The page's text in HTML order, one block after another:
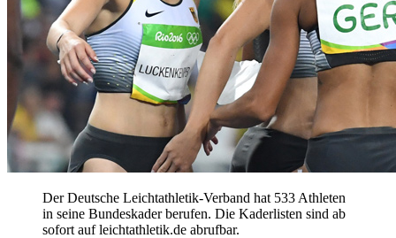
Der Deutsche Leichtathletik-Verband hat 533 Athleten
in seine Bundeskader berufen. Die Kaderlisten sind ab
sofort auf leichtathletik.de abrufbar.